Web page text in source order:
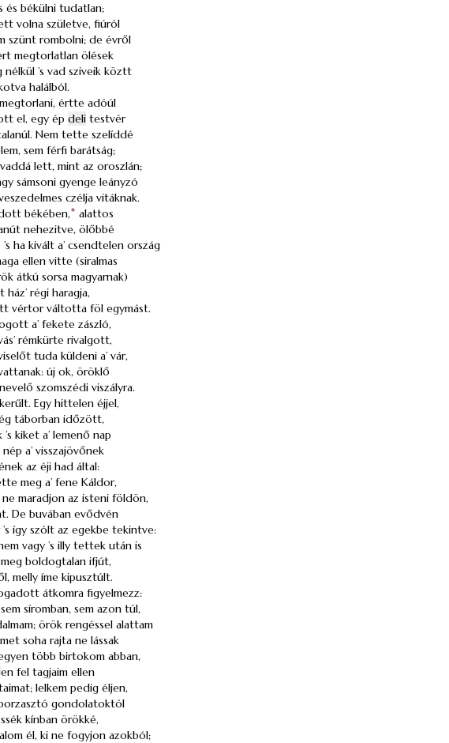
és békülni tudatlan;
volna születve, fiúról
szünt rombolni; de évről
megtorlatlan ölések
’s vad sziveik köztt
halálból.
értte adóúl
el, egy ép deli testvér
Nem tette szelíddé
sem férfi barátság;
vaddá lett, mint az oroszlán;
sámsoni gyenge leányzó
czélja vitáknak.
békében,* alattos
nehezitve, ölőbbé
’s ha kivált a’ csendtelen ország
ellen vitte (siralmas
átkú sorsa magyarnak)
régi haragja,
vértor váltotta föl egymást.
a’ fekete zászló,
rémkürte rivalgott,
tuda küldeni a’ vár,
új ok, öröklő
szomszédi viszályra.
Egy hittelen éjjel,
táborban időzött,
kiket a’ lemenő nap
a’ visszajövőnek
az éji had által:
meg a’ fene Káldor,
maradjon az isteni földön,
De buvában evődvén
így szólt az egekbe tekintve:
vagy ’s illy tettek után is
boldogtalan ifjút,
melly íme kipusztúlt.
átkomra figyelmezz:
síromban, sem azon túl,
örök rengéssel alattam
soha rajta ne lássak
több birtokom abban,
fel tagjaim ellen
lelkem pedig éljen,
gondolatoktól
kínban örökké,
él, ki ne fogyjon azokból;